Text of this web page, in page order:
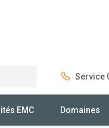
Service
EMC Domaines